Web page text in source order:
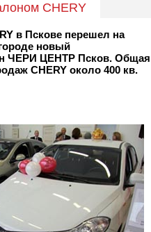
CHERY
в Пскове перешел на
новый
ЧЕРИ ЦЕНТР Псков. Общая
CHERY около 400 кв.